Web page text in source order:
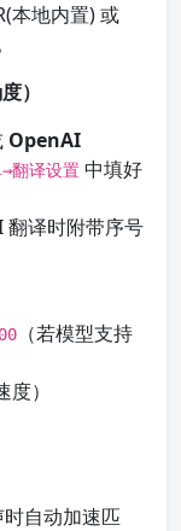
本地内置) 或
）
OpenAI
翻译设置 中填好
翻译时附带序号
（若模型支持
度）
时自动加速匹